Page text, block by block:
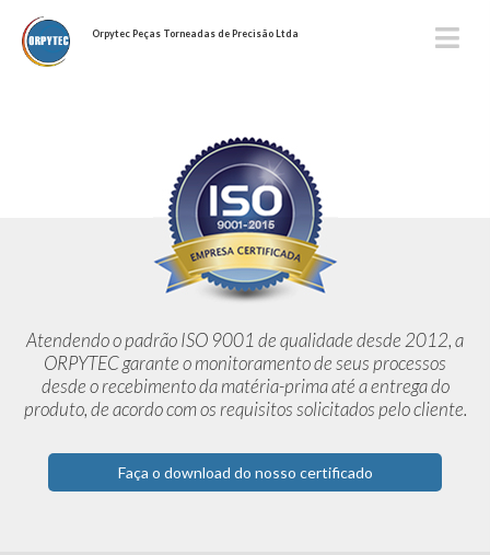
Orpytec Peças Torneadas de Precisão Ltda
Atendendo o padrão ISO 9001 de qualidade desde 2012,a
ORPYTEC garante o monitoramento de seus processos
desde orecebimento da matéria-prima até a entrega do
produto, de acordocom os requisitos solicitados pelo cliente.
Faça o download do nosso certificado